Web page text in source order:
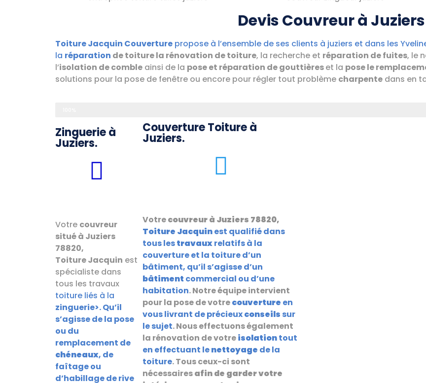
Devis Couvreur à Juziers
Toiture Jacquin Couverture propose à l’ensemble de ses clients à juziers et dans les
la réparation de toiture la rénovation de toiture, la recherche et réparation de fuites, le
l’isolation de comble ainsi de la pose et réparation de gouttièreset la pose le
solutions pour la pose de fenêtre ou encore pour régler tout problème charpente dans en
Zinguerie à
Juziers.
Votre couvreur
situé à Juziers
78820,
ToitureJacquin est
spécialiste dans
tous les travaux
toiture liés à la
zinguerie>. Qu’il
s’agisse de la pose
ou du
remplacement de
chéneaux, de
faîtage ou
d’habillage de rive
Couverture Toiture à
Juziers.
Votrecouvreur à Juziers 78820,
Toiture Jacquinest qualifié dans
tous lestravauxrelatifs à la
couverture et la toiture d’un
bâtiment, qu’il s’agisse d’un
bâtiment commercial ou d’une
habitation. Notre équipe intervient
pour la pose de votrecouverture en
vous livrant de précieuxconseils sur
le sujet. Nous effectuons également
la rénovation de votreisolationtout
en effectuant lenettoyage de la
toiture. Tous ceux-ci sont
nécessairesafin de garder votre